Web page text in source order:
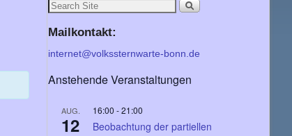
Mailkontakt:
internet@volkssternwarte-bonn.de
Anstehende Veranstaltungen
AUG.
12
16:00 -21:00
Beobachtung der partiellen